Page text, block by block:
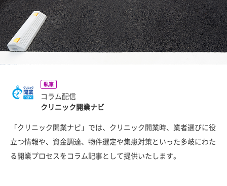
執筆
コラム配信
クリニック開業ナビ
「クリニック開業ナビ」では、クリニック開業時、業者選びに役
立つ情報や、資金調達、物件選定や集患対策といった多岐にわた
る開業プロセスをコラム記事として提供いたします。